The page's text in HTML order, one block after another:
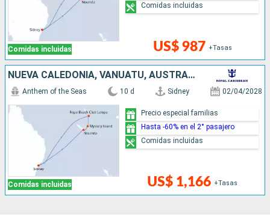
Comidas incluidas US$ 987 +Tasas
Comidas incluidas
NUEVA CALEDONIA, VANUATU, AUSTRALIA
Comidas incluidas
Anthem of the Seas 10 d Sidney 02/04/2028
US$ 1,166 +Tasas
Precio especial familias
Hasta -60% en el 2° pasajero
Comidas incluidas